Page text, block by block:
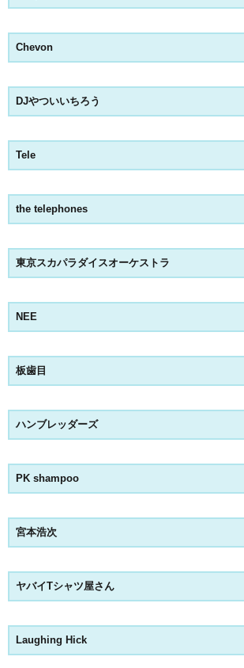
Chevon
DJやついいちろう
Tele
the telephones
東京スカパラダイスオーケストラ
NEE
板歯目
ハンブレッダーズ
PK shampoo
宮本浩次
ヤバイTシャツ屋さん
Laughing Hick